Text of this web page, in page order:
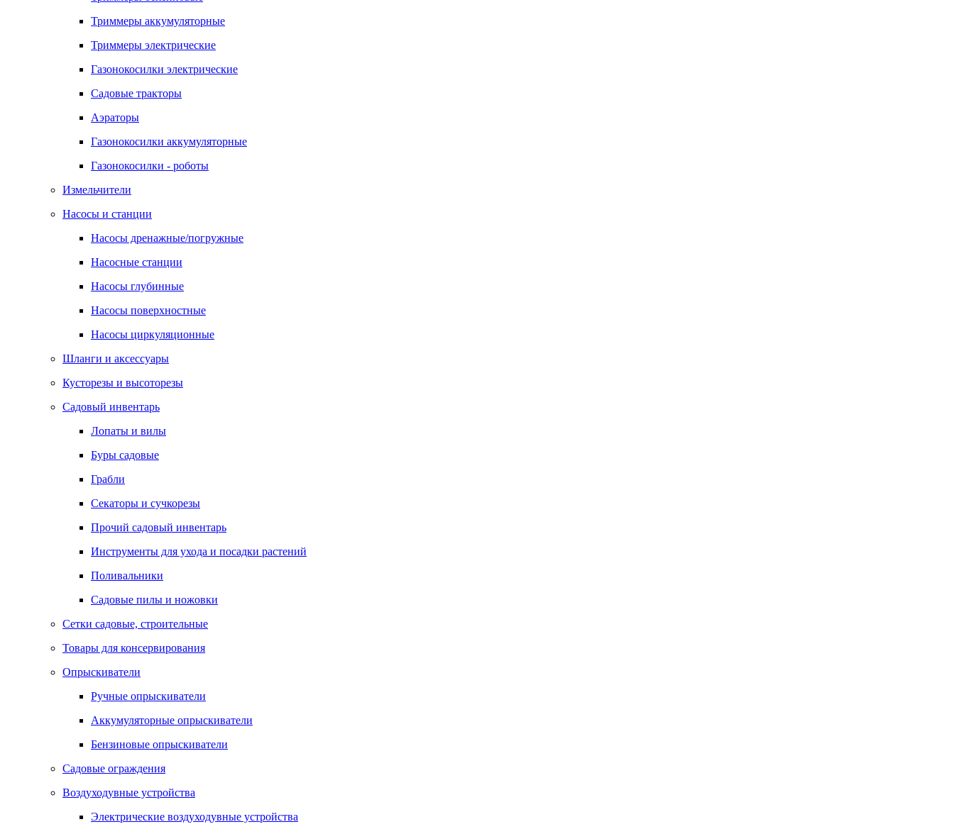
Триммеры аккумуляторные
Триммеры электрические
Газонокосилки электрические
Садовые тракторы
Аэраторы
Газонокосилки аккумуляторные
Газонокосилки - роботы
Измельчители
Насосы и станции
Насосы дренажные/погружные
Насосные станции
Насосы глубинные
Насосы поверхностные
Насосы циркуляционные
Шланги и аксессуары
Кусторезы и высоторезы
Садовый инвентарь
Лопаты и вилы
Буры садовые
Грабли
Секаторы и сучкорезы
Прочий садовый инвентарь
Инструменты для ухода и посадки растений
Поливальники
Садовые пилы и ножовки
Сетки садовые, строительные
Товары для консервирования
Опрыскиватели
Ручные опрыскиватели
Аккумуляторные опрыскиватели
Бензиновые опрыскиватели
Садовые ограждения
Воздуходувные устройства
Электрические воздуходувные устройства